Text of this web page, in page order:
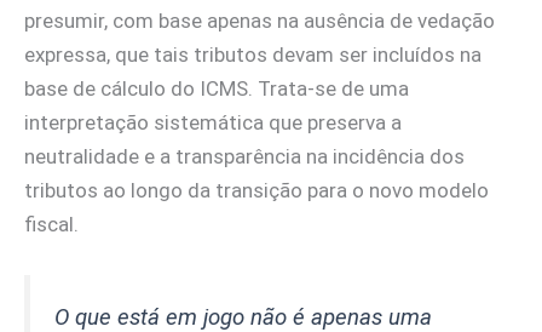
presumir, com base apenas na ausência de vedação
expressa, que tais tributos devam ser incluídos na
base de cálculo do ICMS. Trata-se de uma
interpretação sistemática que preserva a
neutralidade e a transparência na incidência dos
tributos ao longo da transição para o novo modelo
fiscal.
O que está em jogo não é apenas uma